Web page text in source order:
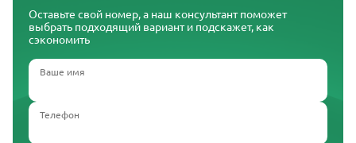
Оставьте свой номер, а наш консультант поможет
выбрать подходящий вариант и подскажет, как
сэкономить
Ваше имя
Телефон